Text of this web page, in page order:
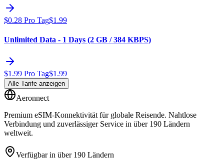
$0.28 Pro Tag$1.99
Unlimited Data - 1 Days (2 GB / 384 KBPS)
$1.99 Pro Tag$1.99
Alle Tarife anzeigen
Aeronnect
Premium eSIM-Konnektivität für globale Reisende. Nahtlose
Verbindung und zuverlässiger Service in über 190 Ländern
weltweit.
Verfügbar in über 190 Ländern